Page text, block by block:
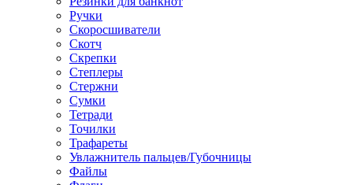
Ручки
Скоросшиватели
Скотч
Скрепки
Степлеры
Стержни
Сумки
Тетради
Точилки
Трафареты
Увлажнитель пальцев/Губочницы
Файлы